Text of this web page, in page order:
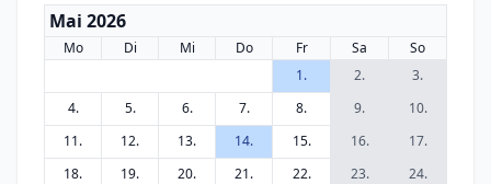
Mai 2026
Mo Di Mi Do Fr Sa
So
1.
2.
3.
4.
5. 6. 7. 8. 9.
10.
11.
12. 13. 14. 15. 16.
17.
18.
19. 20. 21. 22. 23.
24.